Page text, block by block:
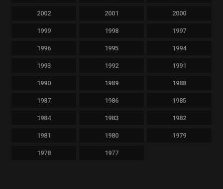
2002 2001 2000
1999 1998 1997
1996 1995 1994
1993 1992 1991
1990 1989 1988
1987 1986 1985
1984 1983 1982
1981 1980 1979
1978 1977